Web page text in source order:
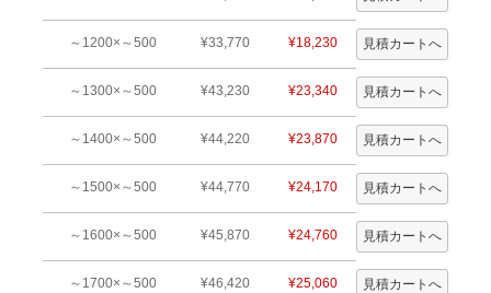
～1200×～500 ¥33,770 ¥18,230
～1300×～500 ¥43,230 ¥23,340
～1400×～500 ¥44,220 ¥23,870
～1500×～500 ¥44,770 ¥24,170
～1600×～500 ¥45,870 ¥24,760
～1700×～500 ¥46,420 ¥25,060